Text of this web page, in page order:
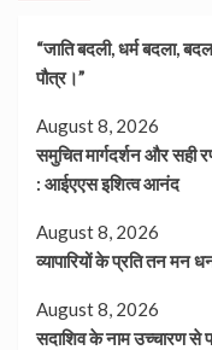
“जाति बदली, धर्म बदला,
पौत्र।”
August 8, 2026
समुचित मार्गदर्शन और सही
: आईएएस इशित्व आनंद
August 8, 2026
व्यापारियों के प्रति तन मन
August 8, 2026
सदाशिव के नाम उच्चारण से